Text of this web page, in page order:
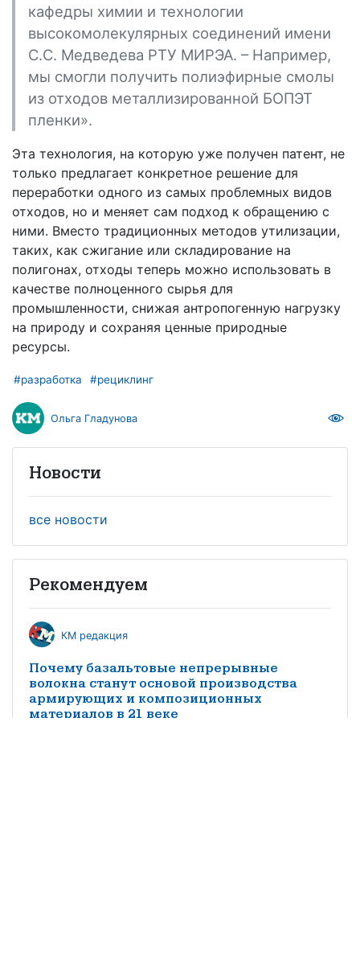
кафедры химии и технологии
высокомолекулярных соединений имени
С.С. Медведева РТУ МИРЭА. – Например,
мы смогли получить полиэфирные смолы
из отходов металлизированной БОПЭТ
пленки».
Эта технология, на которую уже получен патент, не
только предлагает конкретное решение для
переработки одного из самых проблемных видов
отходов, но и меняет сам подход к обращению с
ними. Вместо традиционных методов утилизации,
таких, как сжигание или складирование на
полигонах, отходы теперь можно использовать в
качестве полноценного сырья для
промышленности, снижая антропогенную нагрузку
на природу и сохраняя ценные природные
ресурсы.
#разработка #рециклинг
Ольга Гладунова
Новости
все новости
Рекомендуем
КМ редакция
Почему базальтовые непрерывные
волокна станут основой производства
армирующих и композиционных
материалов в 21 веке